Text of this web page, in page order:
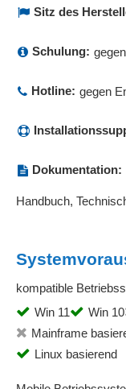
Sitz des
Schulung:
Hotline: gegen
Dokumentation:
Handbuch,
kompatible
Win 11
Win 10
Mainframe
Linux basierend